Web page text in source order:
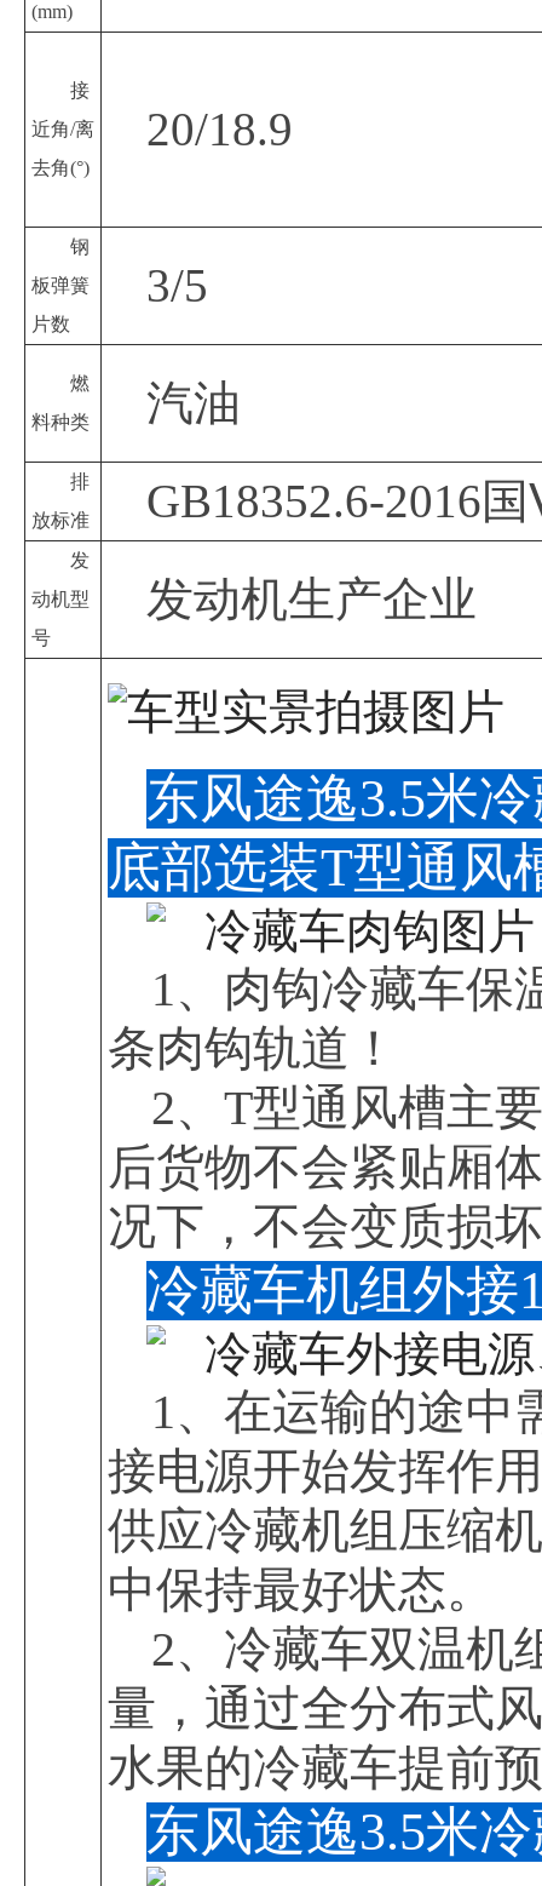
(mm)
接
近角/离
去角(°)
20/18.9
钢
板弹簧
片数
3/5
燃
料种类
汽油
排
放标准
GB18352.6-2016国
发
动机型
号
发动机生产企业
东风途逸3.5米
底部选装T型通风
1、肉钩冷藏车保
条肉钩轨道！
2、T型通风槽主
后货物不会紧贴厢
况下，不会变质损
冷藏车机组外接
1、在运输的途中
接电源开始发挥作
供应冷藏机组压缩
中保持最好状态。
2、冷藏车双温机
量，通过全分布式
水果的冷藏车提前
东风途逸3.5米